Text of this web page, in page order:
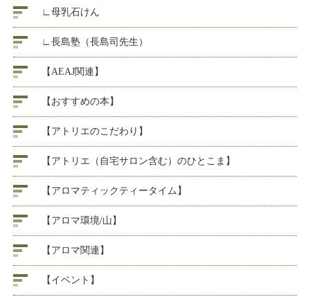
∟母乳石けん
∟長島塾（長島司先生）
【AEAJ関連】
【おすすめの本】
【アトリエのこだわり】
【アトリエ（自宅サロン含む）のひとこま】
【アロマティックティータイム】
【アロマ環境/山】
【アロマ関連】
【イベント】